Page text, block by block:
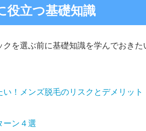
役立つ基礎知識
を選ぶ前に基礎知識を学んでおき
！メンズ脱毛のリスクとデメリット
ーン４選